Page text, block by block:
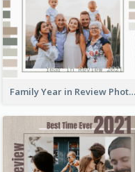
Family Year in Review Photo Book